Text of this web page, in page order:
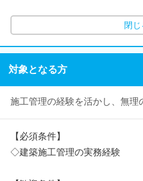
閉じ
対象となる方
施工管理の経験を活かし、無理
【必須条件】
◇建築施工管理の実務経験